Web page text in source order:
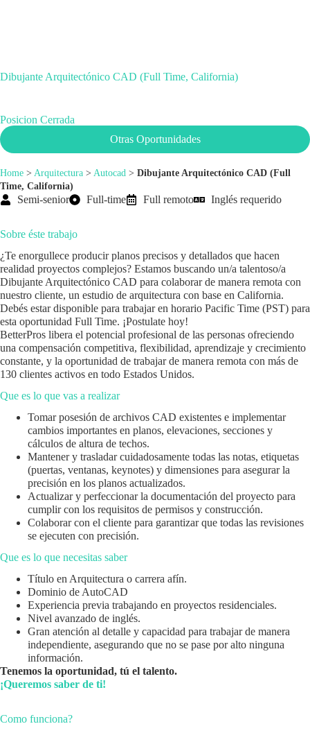
Dibujante Arquitectónico CAD (Full Time, California)
Posicion Cerrada
Otras Oportunidades
Home > Arquitectura > Autocad > Dibujante Arquitectónico CAD (Full
Time, California)
Semi-senior Full-time Full remoto Inglés requerido
Sobre éste trabajo
¿Te enorgullece producir planos precisos y detallados que hacen
realidad proyectos complejos? Estamos buscando un/a talentoso/a
Dibujante Arquitectónico CAD para colaborar de manera remota con
nuestro cliente, un estudio de arquitectura con base en California.
Debés estar disponible para trabajar en horario Pacific Time (PST) para
esta oportunidad Full Time. ¡Postulate hoy!
BetterPros libera el potencial profesional de las personas ofreciendo
una compensación competitiva, flexibilidad, aprendizaje y crecimiento
constante, y la oportunidad de trabajar de manera remota con más de
130 clientes activos en todo Estados Unidos.
Que es lo que vas a realizar
Tomar posesión de archivos CAD existentes e implementar
cambios importantes en planos, elevaciones, secciones y
cálculos de altura de techos.
Mantener y trasladar cuidadosamente todas las notas, etiquetas
(puertas, ventanas, keynotes) y dimensiones para asegurar la
precisión en los planos actualizados.
Actualizar y perfeccionar la documentación del proyecto para
cumplir con los requisitos de permisos y construcción.
Colaborar con el cliente para garantizar que todas las revisiones
se ejecuten con precisión.
Que es lo que necesitas saber
Título en Arquitectura o carrera afín.
Dominio de AutoCAD
Experiencia previa trabajando en proyectos residenciales.
Nivel avanzado de inglés.
Gran atención al detalle y capacidad para trabajar de manera
independiente, asegurando que no se pase por alto ninguna
información.
Tenemos la oportunidad, tú el talento.
¡Queremos saber de ti!
Como funciona?